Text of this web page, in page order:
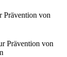
Prävention von
Prävention von